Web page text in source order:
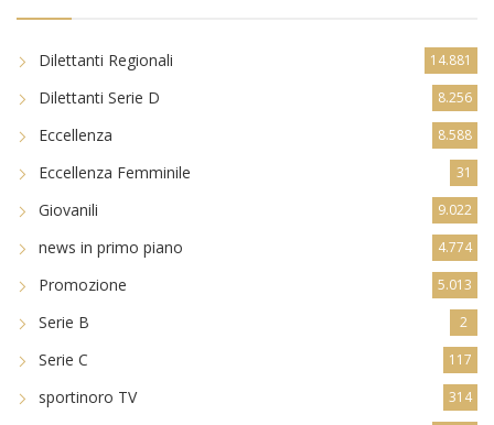
CATEGORIE
Dilettanti Regionali 14.881
Dilettanti Serie D 8.256
Eccellenza 8.588
Eccellenza Femminile 31
Giovanili 9.022
news in primo piano 4.774
Promozione 5.013
Serie B 2
Serie C 117